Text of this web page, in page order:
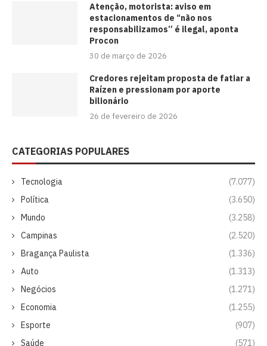
Atenção, motorista: aviso em
estacionamentos de “não nos
responsabilizamos” é ilegal, aponta
Procon
30 de março de 2026
Credores rejeitam proposta de fatiar a
Raízen e pressionam por aporte
bilionário
26 de fevereiro de 2026
CATEGORIAS POPULARES
Tecnologia
(7.077)
Política
(3.650)
Mundo
(3.258)
Campinas
(2.520)
Bragança Paulista
(1.336)
Auto
(1.313)
Negócios
(1.271)
Economia
(1.255)
Esporte
(907)
Saúde
(571)